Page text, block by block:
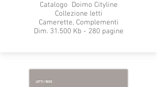
Catalogo Doimo Cityline
Collezione letti
Camerette, Complementi
Dim. 31.500 Kb - 280 pagine